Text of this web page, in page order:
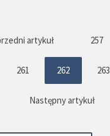
artykuł 257
261 262 263
Następny artykuł